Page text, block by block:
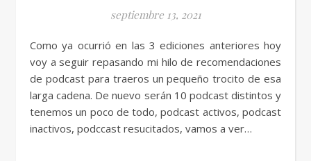
septiembre 13, 2021
Como ya ocurrió en las 3 ediciones anteriores hoy
voy a seguir repasando mi hilo de recomendaciones
de podcast para traeros un pequeño trocito de esa
larga cadena. De nuevo serán 10 podcast distintos y
tenemos un poco de todo, podcast activos, podcast
inactivos, podccast resucitados, vamos a ver…